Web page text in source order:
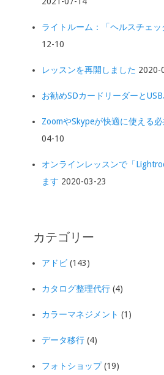
ライトルーム：「ヘルスチェッ
12-10
レッスンを再開しました 2020-
お勧めSDカードリーダーと
ZoomやSkypeが快適に使える
04-10
オンラインレッスンで「
ます 2020-03-23
カテゴリー
アドビ (143)
カタログ整理代行 (4)
カラーマネジメント (1)
データ移行 (4)
フォトショップ(19)